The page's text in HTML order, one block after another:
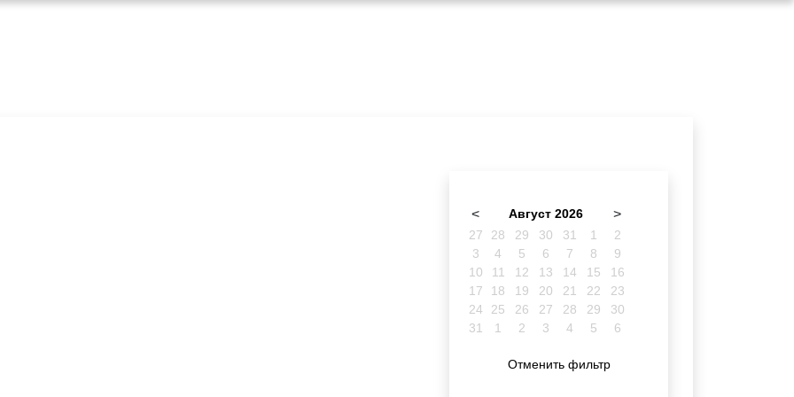
< Август 2026 >
27 28 29 30 31 1
2
3
4 5 6 7 8
9
10
11 12 13 14 15
16
17
18 19 20 21 22
23
24
25 26 27 28 29
30
31
1 2 3 4 5 6
Отменить фильтр